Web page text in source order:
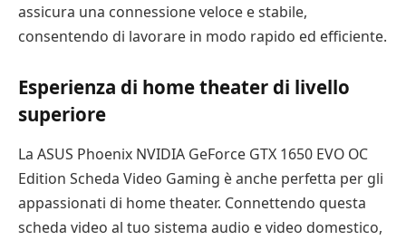
assicura una connessione veloce e stabile,
consentendo di lavorare in modo rapido ed efficiente.
Esperienza di home theater di livello
superiore
La ASUS Phoenix NVIDIA GeForce GTX 1650 EVO OC
Edition Scheda Video Gaming è anche perfetta per gli
appassionati di home theater. Connettendo questa
scheda video al tuo sistema audio e video domestico,